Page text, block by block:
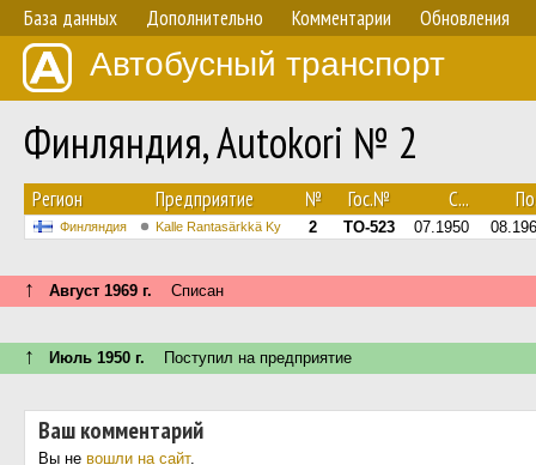
База данных Дополнительно Комментарии Обновления
Автобусный транспорт
Финляндия, Autokori № 2
Регион Предприятие № Гос.№ С...
Финляндия Kalle Rantasärkkä Ky 2 TO-523 07.1950
↑ Август 1969 г. Списан
↑ Июль 1950 г. Поступил на предприятие
Ваш комментарий
Вы не вошли на сайт.